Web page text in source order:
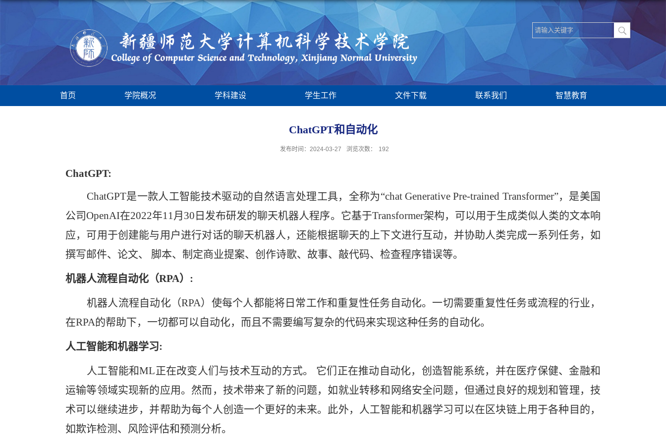
首页 学院概况 学科建设 学生工作 文件下载 联系我们 智慧教育
ChatGPT和自动化
发布时间：2024-03-27 浏览次数： 192
ChatGPT:
ChatGPT是一款人工智能技术驱动的自然语言处理工具，全称为“chat Generative Pre-trained Transformer”，是美国
公司OpenAI在2022年11月30日发布研发的聊天机器人程序。它基于Transformer架构，可以用于生成类似人类的文本响
应，可用于创建能与用户进行对话的聊天机器人，还能根据聊天的上下文进行互动，并协助人类完成一系列任务，如
撰写邮件、论文、 脚本、制定商业提案、创作诗歌、故事、敲代码、检查程序错误等。
机器人流程自动化（RPA）:
机器人流程自动化（RPA）使每个人都能将日常工作和重复性任务自动化。一切需要重复性任务或流程的行业，
在RPA的帮助下，一切都可以自动化，而且不需要编写复杂的代码来实现这种任务的自动化。
人工智能和机器学习:
人工智能和ML正在改变人们与技术互动的方式。 它们正在推动自动化，创造智能系统，并在医疗保健、金融和
运输等领域实现新的应用。然而，技术带来了新的问题，如就业转移和网络安全问题，但通过良好的规划和管理，技
术可以继续进步，并帮助为每个人创造一个更好的未来。此外，人工智能和机器学习可以在区块链上用于各种目的，
如欺诈检测、风险评估和预测分析。